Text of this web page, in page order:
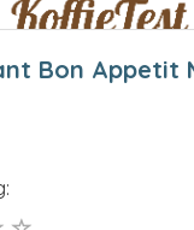
Bon Appetit